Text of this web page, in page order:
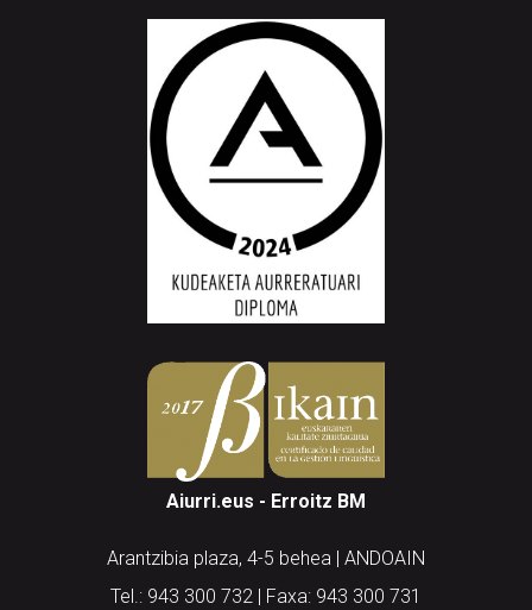
Aiurri.eus - Erroitz BM
Arantzibia plaza, 4-5 behea | ANDOAIN
Tel.: 943 300 732 | Faxa: 943 300 731